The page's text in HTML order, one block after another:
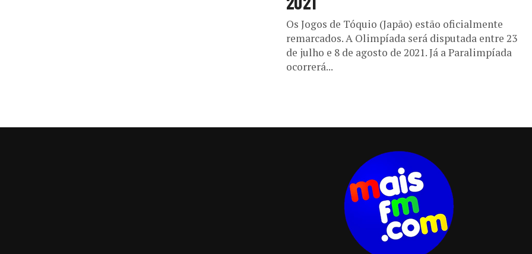
Os Jogos de Tóquio (Japão) estão oficialmente
remarcados. A Olimpíada será disputada entre 23
de julho e 8 de agosto de 2021. Já a Paralimpíada
ocorrerá...